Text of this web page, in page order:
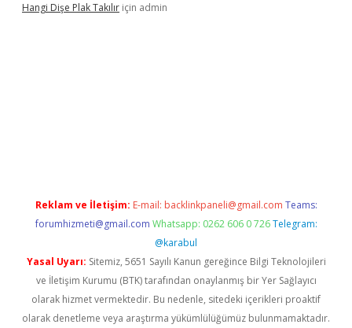
Hangi Dişe Plak Takılır için admin
Reklam ve İletişim: E-mail: backlinkpaneli@gmail.com Teams:
forumhizmeti@gmail.com Whatsapp: 0262 606 0 726 Telegram:
@karabul
Yasal Uyarı: Sitemiz, 5651 Sayılı Kanun gereğince Bilgi Teknolojileri
ve İletişim Kurumu (BTK) tarafından onaylanmış bir Yer Sağlayıcı
olarak hizmet vermektedir. Bu nedenle, sitedeki içerikleri proaktif
olarak denetleme veya araştırma yükümlülüğümüz bulunmamaktadır.